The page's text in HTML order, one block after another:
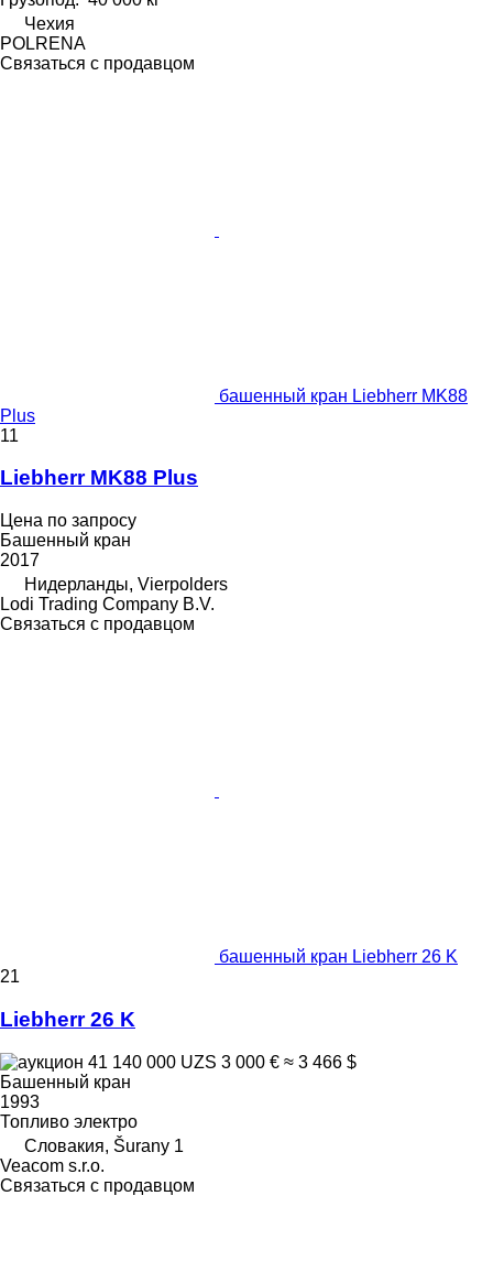
Чехия
POLRENA
Связаться с продавцом
башенный кран Liebherr MK88
Plus
11
Liebherr MK88 Plus
Цена по запросу
Башенный кран
2017
Нидерланды, Vierpolders
Lodi Trading Company B.V.
Связаться с продавцом
башенный кран Liebherr 26 K
21
Liebherr 26 K
41 140 000 UZS 3 000 € ≈ 3 466 $
Башенный кран
1993
Топливо электро
Словакия, Šurany 1
Veacom s.r.o.
Связаться с продавцом